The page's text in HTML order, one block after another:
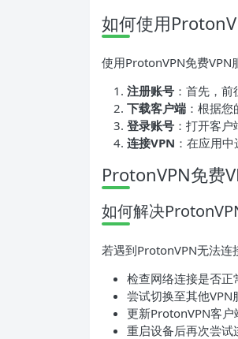
如何使用
使用ProtonVPN免费VPN
注册账号 ：首先，
下载客户端 ：根据
登录账号 ：打开客
连接VPN ：在应用
ProtonVPN免费
如何解决
若遇到ProtonVPN无法连
检查网络连接是否正
尝试切换至其他VPN
更新ProtonVPN客户
重启设备后再次尝试